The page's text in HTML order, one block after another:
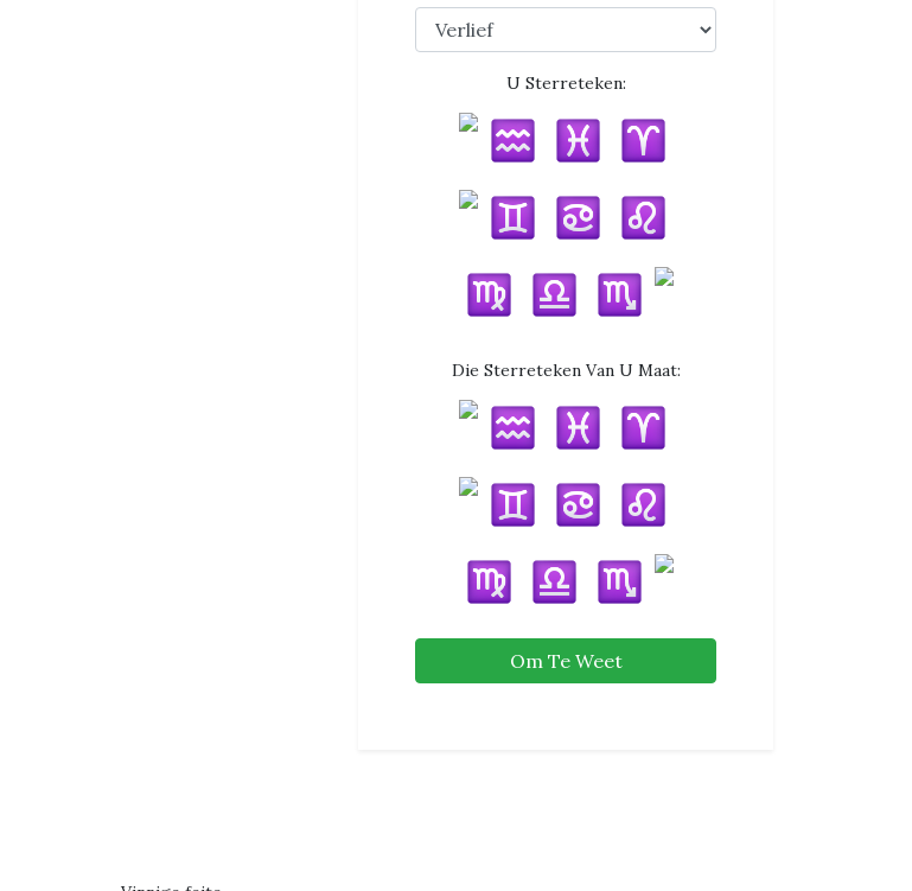
U Sterreteken:
Die Sterreteken Van U Maat:
Om Te Weet